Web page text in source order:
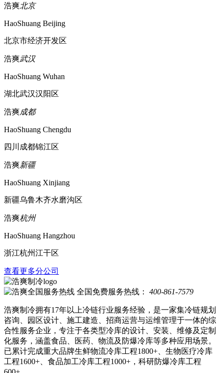
浩爽北京
HaoShuang Beijing
北京市经济开发区
浩爽武汉
HaoShuang Wuhan
湖北武汉汉阳区
浩爽成都
HaoShuang Chengdu
四川成都锦江区
浩爽新疆
HaoShuang Xinjiang
新疆乌鲁木齐水磨沟区
浩爽杭州
HaoShuang Hangzhou
浙江杭州江干区
查看更多分公司
全国免费服务热线： 400-861-7579
浩爽制冷拥有17年以上冷链行业服务经验，是一家集冷链规划
咨询、园区设计、施工建造、招商运营与运维管理于一体的综
合性服务企业，专注于各类型冷库的设计、安装、维修及定制
化服务，涵盖食品、医药、物流及防爆冷库等多种应用场景。
已累计完成重大品牌生鲜物流冷库工程1800+、生物医疗冷库
工程1600+、食品加工冷库工程1000+，科研防爆冷库工程